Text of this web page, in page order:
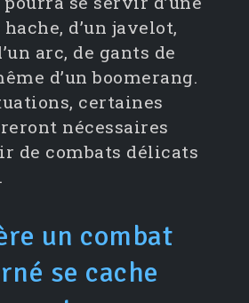
hache, d’un javelot,
arc, de gants de
d’un boomerang.
certaines
nécessaires
de combats délicats
un combat
se cache